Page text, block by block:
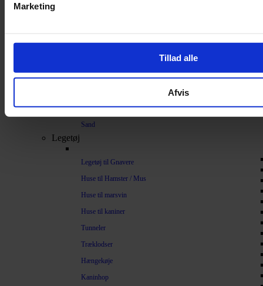
Marketing
Tillad alle
Afvis
Bark
Spelt
Vat
Sand
Legetøj
Legetøj til Gnavere
Huse til Hamster / Mus
Huse til marsvin
Huse til kaniner
Tunneler
Træklodser
Hængekøje
Kaninhop